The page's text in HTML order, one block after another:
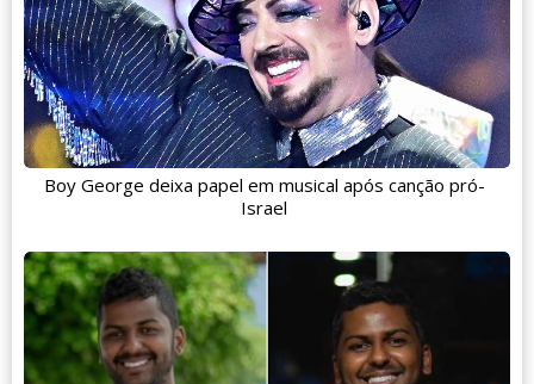
Boy George deixa papel em musical após canção pró-
Israel